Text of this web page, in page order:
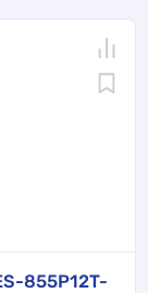
855P12T-